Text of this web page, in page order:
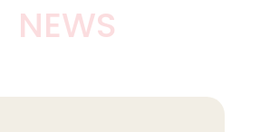
NEWS